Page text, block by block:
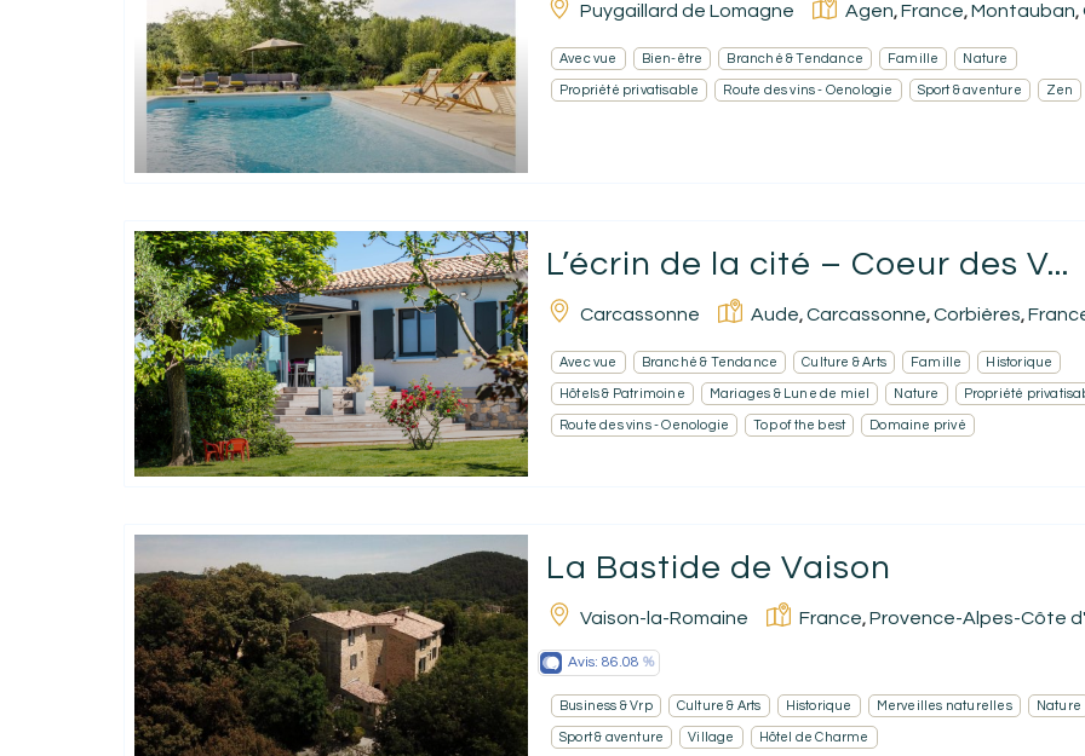
Puygaillard de Lomagne Agen, France, Montauban,
Avec vue Bien-être Branché & Tendance Famille Nature
Propriété privatisable Route des vins - Oenologie Sport & aventure Zen
L’écrin de la cité – Coeur des V...
Carcassonne Aude, Carcassonne, Corbières,
Avec vue Branché & Tendance Culture & Arts Famille Historique
Hôtels & Patrimoine Mariages & Lune de miel Nature Propriété
Route des vins - Oenologie Top of the best Domaine privé
La Bastide de Vaison
Vaison-la-Romaine France, Provence-Alpes-Côte
Avis: 86.08
Business & Vrp Culture & Arts Historique Merveilles naturelles Nature
Sport & aventure Village Hôtel de Charme